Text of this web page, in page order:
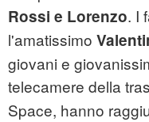
Rossi e Lorenzo. I
l'amatissimo
giovani e
telecamere della
Space, hanno